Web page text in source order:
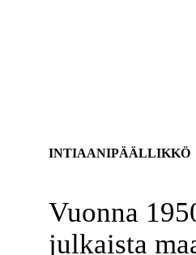
INTIAANIPÄÄLLIKKÖ
Vuonna
julkaista